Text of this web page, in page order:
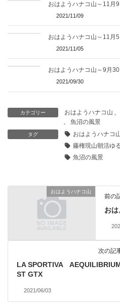
おはようハナコ山～11月9
2021/11/09
おはようハナコ山～11月5
2021/11/05
おはようハナコ山～9月30
2021/09/30
カテゴリー おはようハナコ山
魚沼の風景
タグ おはようハナコ
藤権現山朝活ゆ
魚沼の風景
おはようハナコ山
前の
お
次の記
LA SPORTIVA
ST GTX
2021/06/03